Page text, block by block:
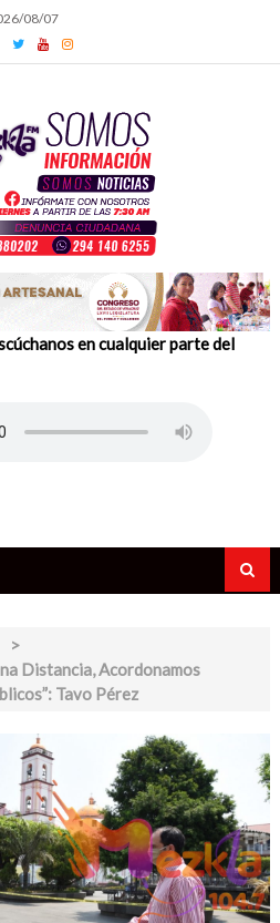
08/07
en cualquier parte del
>
Distancia, Acordonamos
Tavo Pérez